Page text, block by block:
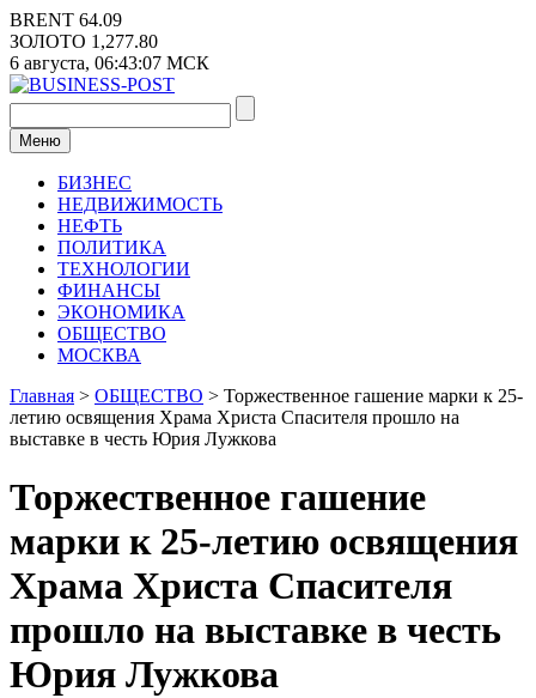
Перейти
к
содержимому
BRENT 64.09
ЗОЛОТО 1,277.80
6 августа, 06:43:07 МСК
Меню
БИЗНЕС
НЕДВИЖИМОСТЬ
НЕФТЬ
ПОЛИТИКА
ТЕХНОЛОГИИ
ФИНАНСЫ
ЭКОНОМИКА
ОБЩЕСТВО
МОСКВА
Главная > ОБЩЕСТВО > Торжественное гашение марки к 25-
летию освящения Храма Христа Спасителя прошло на
выставке в честь Юрия Лужкова
Торжественное гашение
марки к 25-летию освящения
Храма Христа Спасителя
прошло на выставке в честь
Юрия Лужкова